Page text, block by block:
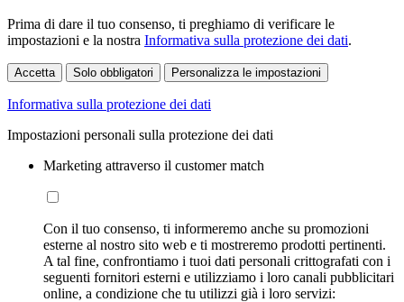
Prima di dare il tuo consenso, ti preghiamo di verificare le
impostazioni e la nostra Informativa sulla protezione dei dati.
Accetta Solo obbligatori Personalizza le impostazioni
Informativa sulla protezione dei dati
Impostazioni personali sulla protezione dei dati
Marketing attraverso il customer match
Con il tuo consenso, ti informeremo anche su promozioni
esterne al nostro sito web e ti mostreremo prodotti pertinenti.
A tal fine, confrontiamo i tuoi dati personali crittografati con i
seguenti fornitori esterni e utilizziamo i loro canali pubblicitari
online, a condizione che tu utilizzi già i loro servizi: